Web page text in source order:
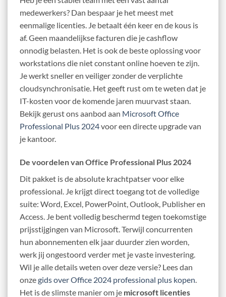
medewerkers? Dan bespaar je het meest met
eenmalige licenties. Je betaalt één keer en de kous is
af. Geen maandelijkse facturen die je cashflow
onnodig belasten. Het is ook de beste oplossing voor
workstations die niet constant online hoeven te zijn.
Je werkt sneller en veiliger zonder de verplichte
cloudsynchronisatie. Het geeft rust om te weten dat je
IT-kosten voor de komende jaren muurvast staan.
Bekijk gerust ons aanbod aan Microsoft Office
Professional Plus 2024voor een directe upgrade van
je kantoor.
De voordelen van Office Professional Plus 2024
Dit pakket is de absolute krachtpatser voor elke
professional. Je krijgt direct toegang tot de volledige
suite: Word, Excel, PowerPoint, Outlook, Publisher en
Access. Je bent volledig beschermd tegen toekomstige
prijsstijgingen van Microsoft. Terwijl concurrenten
hun abonnementen elk jaar duurder zien worden,
werk jij ongestoord verder met je vaste investering.
Wil je alle details weten over deze versie? Lees dan
onzegids over Office 2024 professional plus kopen
Het is de slimste manier om je microsoft licenties